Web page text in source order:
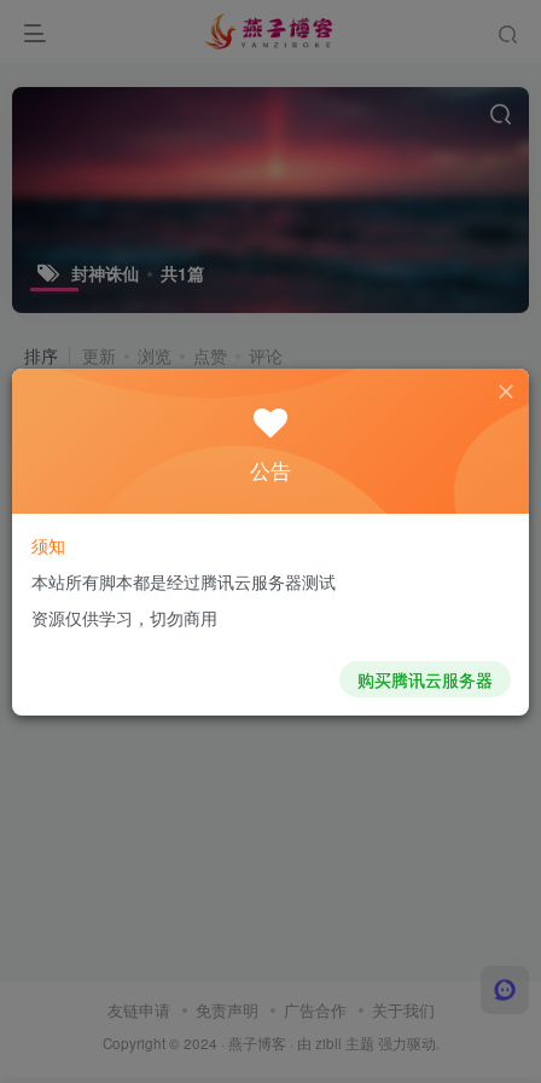
封神诛仙 共1篇
排序 更新 浏览 点赞 评论
唯美3D仙侠手游【封神诛仙】+GM授
权后台+安卓苹果双端+一键全自动搭
建脚本+Linux手工服务端+详细搭建教
付费资源 ￥19
友链申请 免责声明 广告合作 关于我们
Copyright © 2024 · 燕子博客 · 由 zibll 主题 强力驱动.
公告
须知
本站所有脚本都是经过腾讯云服务器测试
资源仅供学习，切勿商用
购买腾讯云服务器